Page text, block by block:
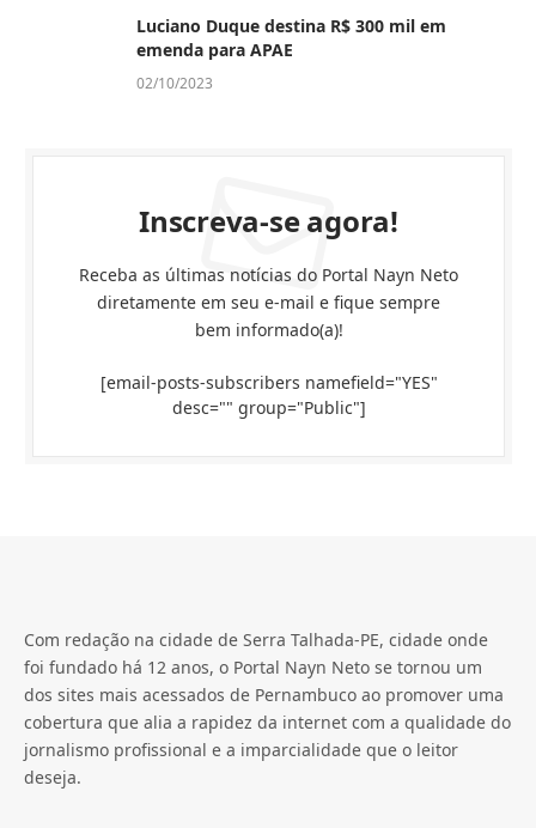
Luciano Duque destina R$ 300 mil em
emenda para APAE
02/10/2023
Inscreva-se agora!
Receba as últimas notícias do Portal Nayn Neto
diretamente em seu e-mail e fique sempre
bem informado(a)!
[email-posts-subscribers namefield="YES"
desc="" group="Public"]
Com redação na cidade de Serra Talhada-PE, cidade onde
foi fundado há 12 anos, o Portal Nayn Neto se tornou um
dos sites mais acessados de Pernambuco ao promover uma
cobertura que alia a rapidez da internet com a qualidade do
jornalismo profissional e a imparcialidade que o leitor
deseja.